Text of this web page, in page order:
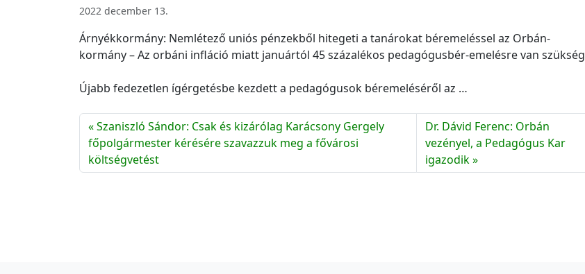
2022 december 13.
Árnyékkormány: Nemlétező uniós pénzekből hitegeti a tanárokat béremeléssel az Orbán-
kormány – Az orbáni infláció miatt januártól 45 százalékos pedagógusbér-emelésre van szükség
Újabb fedezetlen ígérgetésbe kezdett a pedagógusok béremeléséről az …
Szaniszló Sándor: Csak és kizárólag Karácsony Gergely
főpolgármester kérésére szavazzuk meg a fővárosi
költségvetést
Dr. Dávid Ferenc: Orbán
vezényel, a Pedagógus Kar
igazodik